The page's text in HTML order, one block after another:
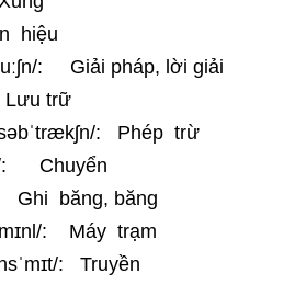
hiệu
: Giải pháp, lời giải
Lưu trữ
: Phép trừ
: Chuyển
băng, băng
: Máy trạm
: Truyền